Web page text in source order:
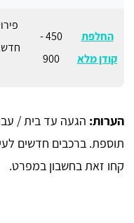
החלפת
קודן מלא
450 -
900
הערות: הגעה עד בית /
תוספת. ברכבים חדשים
קחו זאת בחשבון במפרט.